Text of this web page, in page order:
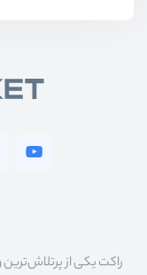
راکت یکی از